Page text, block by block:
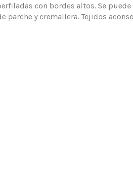
con bordes altos. Se
y cremallera. Tejidos